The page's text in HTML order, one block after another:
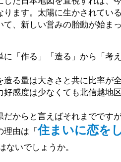
ります。太陽に生かされてい
て、新しい営みの胎動が始ま
に「作る」「造る」から「考
造る量は大きさと共に比率が
好感度は少なくても北信越地
だからと言えばそれまでです
理由は「住ま いに恋を
ないでしょうか。